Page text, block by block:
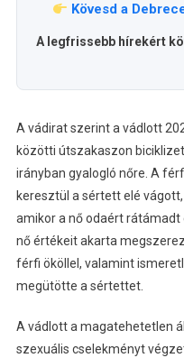
Kövesd a
A legfrissebb hírekért
A vádirat szerint a vádlott
közötti útszakaszon
irányban gyalogló nőre. A
keresztül a sértett elé
amikor a nő odaért rátámadt
nő értékeit akarta
férfi ököllel, valamint
megütötte a sértettet.
A vádlott a magatehetetlen
szexuális cselekményt